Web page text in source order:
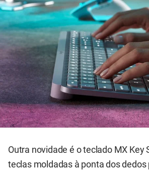
Outra novidade é o teclado MX Key
teclas moldadas à ponta dos